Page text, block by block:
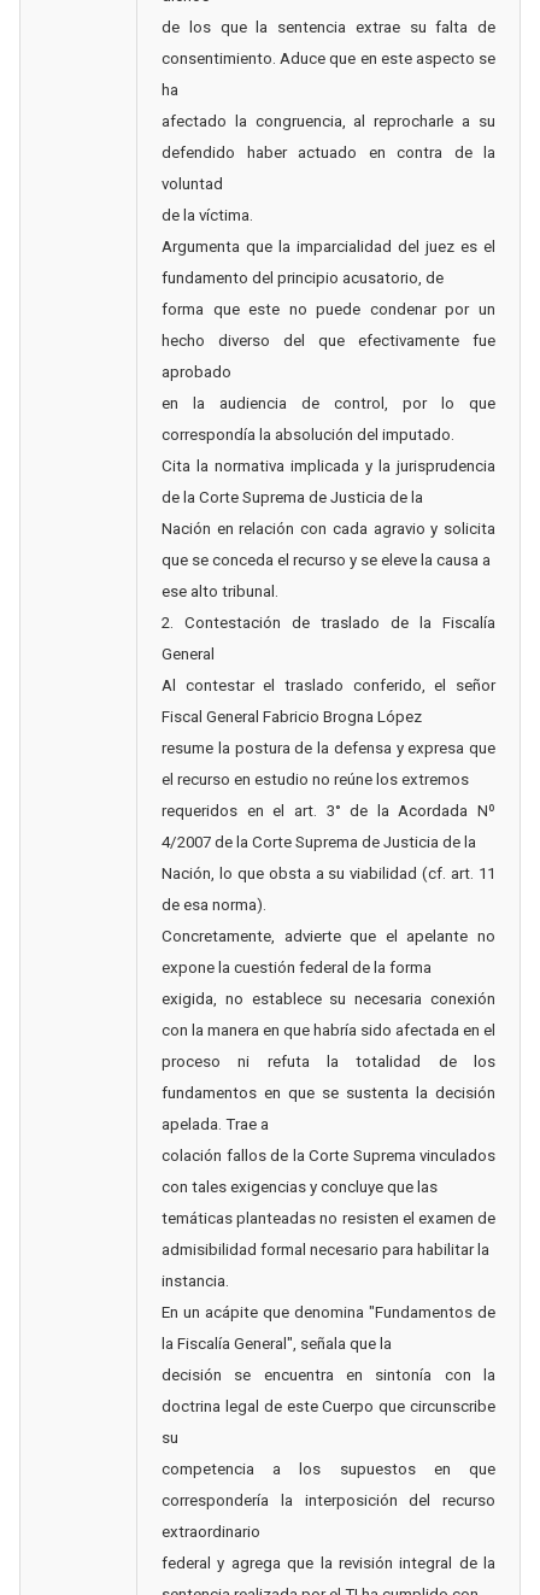
de los que la sentencia extrae su falta de
consentimiento. Aduce que en este aspecto se
ha
afectado la congruencia, al reprocharle a su
defendido haber actuado en contra de la
voluntad
de la víctima.
Argumenta que la imparcialidad del juez es el
fundamento del principio acusatorio, de
forma que este no puede condenar por un
hecho diverso del que efectivamente fue
aprobado
en la audiencia de control, por lo que
correspondía la absolución del imputado.
Cita la normativa implicada y la jurisprudencia
de la Corte Suprema de Justicia de la
Nación en relación con cada agravio y solicita
que se conceda el recurso y se eleve la causa a
ese alto tribunal.
2. Contestación de traslado de la Fiscalía
General
Al contestar el traslado conferido, el señor
Fiscal General Fabricio Brogna López
resume la postura de la defensa y expresa que
el recurso en estudio no reúne los extremos
requeridos en el art. 3° de la Acordada Nº
4/2007 de la Corte Suprema de Justicia de la
Nación, lo que obsta a su viabilidad (cf. art. 11
de esa norma).
Concretamente, advierte que el apelante no
expone la cuestión federal de la forma
exigida, no establece su necesaria conexión
con la manera en que habría sido afectada en el
proceso ni refuta la totalidad de los
fundamentos en que se sustenta la decisión
apelada. Trae a
colación fallos de la Corte Suprema vinculados
con tales exigencias y concluye que las
temáticas planteadas no resisten el examen de
admisibilidad formal necesario para habilitar la
instancia.
En un acápite que denomina "Fundamentos de
la Fiscalía General", señala que la
decisión se encuentra en sintonía con la
doctrina legal de este Cuerpo que circunscribe
su
competencia a los supuestos en que
correspondería la interposición del recurso
extraordinario
federal y agrega que la revisión integral de la